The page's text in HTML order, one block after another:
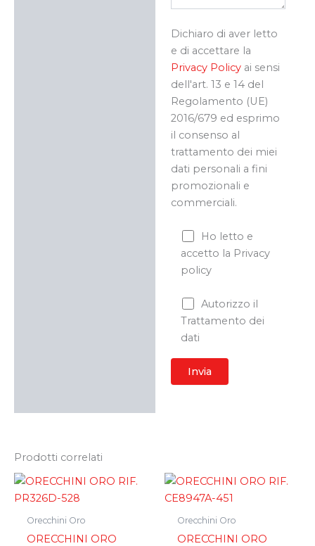
Dichiaro di aver letto
e di accettare la
Privacy Policyai sensi
dell'art. 13 e 14 del
Regolamento (UE)
2016/679 ed esprimo
il consenso al
trattamento dei miei
dati personali a fini
promozionali e
commerciali.
Ho letto e
accetto la Privacy
policy
Autorizzo il
Trattamento dei
dati
Prodotti correlati
Orecchini Oro
ORECCHINI ORO
Orecchini Oro
ORECCHINI ORO